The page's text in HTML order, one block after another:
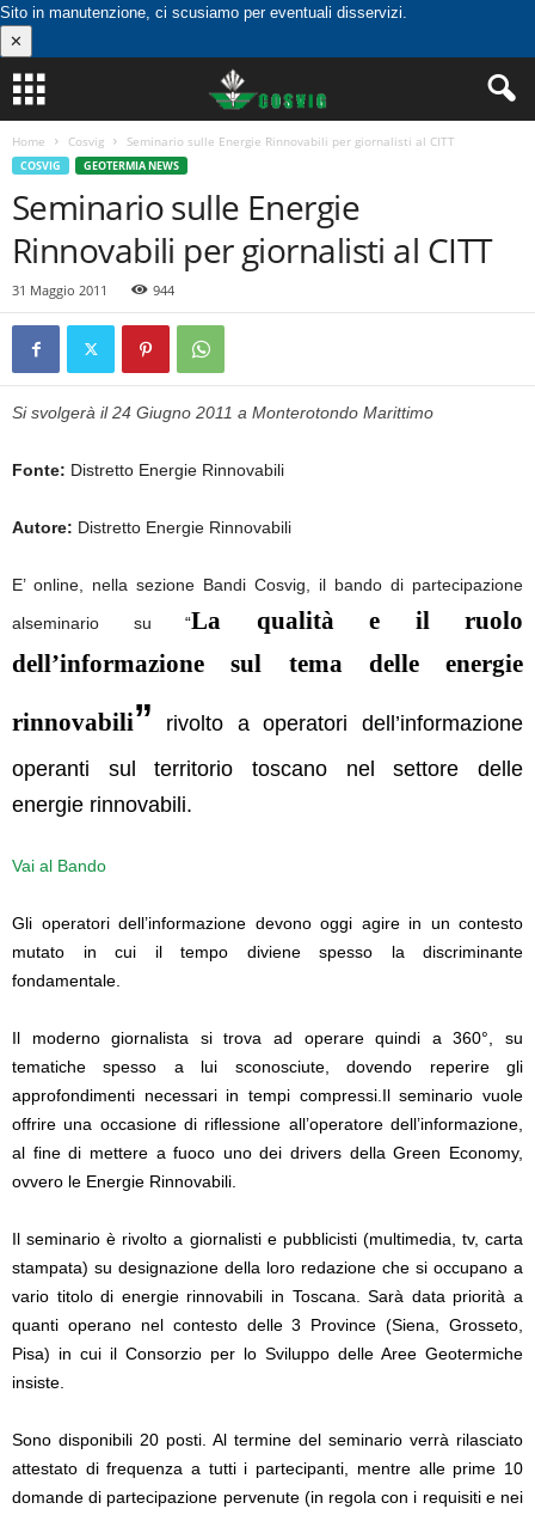
Sito in manutenzione, ci scusiamo per eventuali disservizi.
✕
Home Cosvig Seminario sulle Energie Rinnovabili per giornalisti al CITT
COSVIG GEOTERMIA NEWS
Seminario sulle Energie
Rinnovabili per giornalisti al CITT
31 Maggio 2011 944
Si svolgerà il 24 Giugno 2011 a Monterotondo Marittimo
Fonte: Distretto Energie Rinnovabili
Autore: Distretto Energie Rinnovabili
E’ online, nella sezione Bandi Cosvig, il bando di partecipazione
alseminario su “La qualità e il ruolo
dell’informazione sul tema delle energie
rinnovabili”
rivolto a operatori dell’informazione
operanti sul territorio toscano nel settore delle
energie rinnovabili.
Vai al Bando
Gli operatori dell’informazione devono oggi agire in un contesto
mutato in cui il tempo diviene spesso la discriminante
fondamentale.
Il moderno giornalista si trova ad operare quindi a 360°, su
tematiche spesso a lui sconosciute, dovendo reperire gli
approfondimenti necessari in tempi compressi.Il seminario vuole
offrire una occasione di riflessione all’operatore dell’informazione,
al fine di mettere a fuoco uno dei drivers della Green Economy,
ovvero le Energie Rinnovabili.
Il seminario è rivolto a giornalisti e pubblicisti (multimedia, tv, carta
stampata) su designazione della loro redazione che si occupano a
vario titolo di energie rinnovabili in Toscana. Sarà data priorità a
quanti operano nel contesto delle 3 Province (Siena, Grosseto,
Pisa) in cui il Consorzio per lo Sviluppo delle Aree Geotermiche
insiste.
Sono disponibili 20 posti. Al termine del seminario verrà rilasciato
attestato di frequenza a tutti i partecipanti, mentre alle prime 10
domande di partecipazione pervenute (in regola con i requisiti e nei